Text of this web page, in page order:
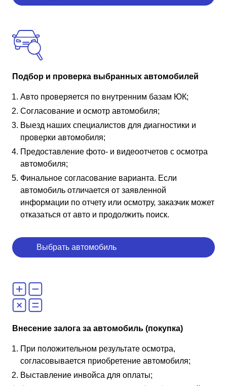
Подбор и проверка выбранных автомобилей
Авто проверяется по внутренним базам ЮК;
Согласование и осмотр автомобиля;
Выезд наших специалистов для диагностики и
проверки автомобиля;
Предоставление фото- и видеоотчетов с осмотра
автомобиля;
Финальное согласование варианта. Если
автомобиль отличается от заявленной
информации по отчету или осмотру, заказчик может
отказаться от авто и продолжить поиск.
Выбрать автомобиль
Внесение залога за автомобиль (покупка)
При положительном результате осмотра,
согласовывается приобретение автомобиля;
Выставление инвойса для оплаты;